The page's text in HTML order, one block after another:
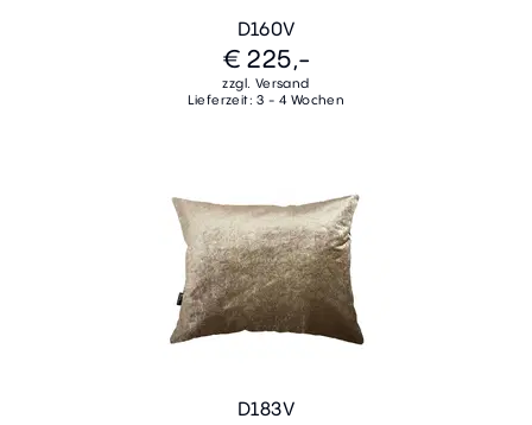
D160V
€ 225,-
zzgl. Versand
Lieferzeit: 3 - 4 Wochen
D183V